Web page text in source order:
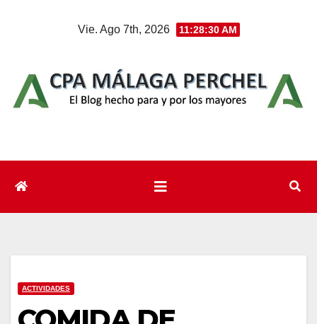
Vie. Ago 7th, 2026 11:28:31 AM
ACTIVIDADES